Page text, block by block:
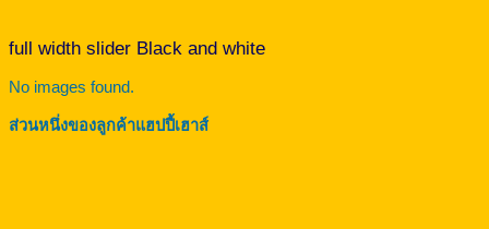
full width slider Black and white
No images found.
ส่วนหนึ่งของลูกค้าแฮปปี้เฮาส์